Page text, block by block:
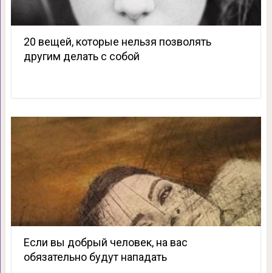
20 вещей, которые нельзя позволять
другим делать с собой
Если вы добрый человек, на вас
обязательно будут нападать